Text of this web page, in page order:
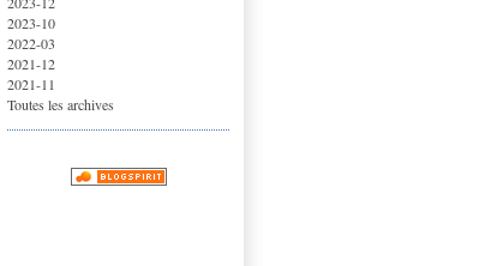
2023-10
2022-03
2021-12
2021-11
Toutes les archives